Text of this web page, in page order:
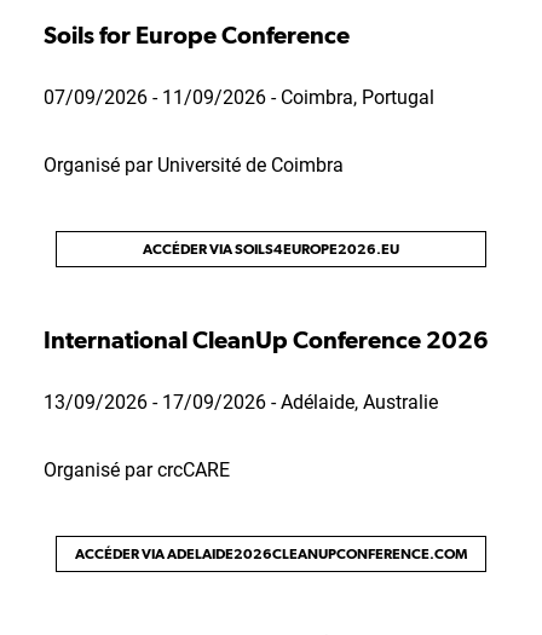
Soils for Europe Conference
07/09/2026 - 11/09/2026 - Coimbra, Portugal
Organisé par Université de Coimbra
ACCÉDER VIA SOILS4EUROPE2026.EU
International CleanUp Conference 2026
13/09/2026 - 17/09/2026 - Adélaide, Australie
Organisé par crcCARE
ACCÉDER VIA ADELAIDE2026CLEANUPCONFERENCE.COM